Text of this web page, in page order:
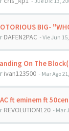
BIG-
DAFEN2PAC - Vie Jun
On The
ivan123500 - Mar Ago
ft eminem ft
REVOLUTION120 - Mar